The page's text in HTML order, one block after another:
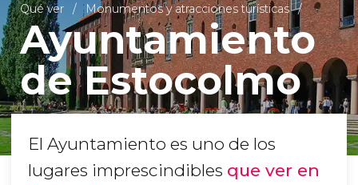
Qué ver Monumentos y atracciones turísticas
Ayuntamiento
de Estocolmo
El Ayuntamiento es uno de los
lugares imprescindibles que ver en